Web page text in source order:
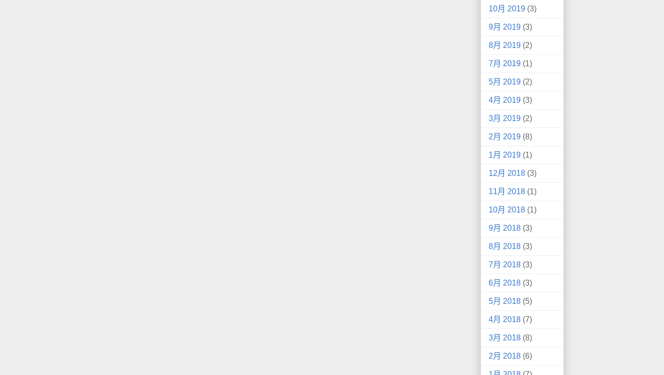
10月 2019 (3)
9月 2019 (3)
8月 2019 (2)
7月 2019 (1)
5月 2019 (2)
4月 2019 (3)
3月 2019 (2)
2月 2019 (8)
1月 2019 (1)
12月 2018 (3)
11月 2018 (1)
10月 2018 (1)
9月 2018 (3)
8月 2018 (3)
7月 2018 (3)
6月 2018 (3)
5月 2018 (5)
4月 2018 (7)
3月 2018 (8)
2月 2018 (6)